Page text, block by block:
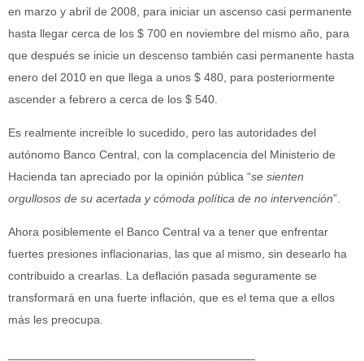
en marzo y abril de 2008, para iniciar un ascenso casi permanente
hasta llegar cerca de los $ 700 en noviembre del mismo año, para
que después se inicie un descenso también casi permanente hasta
enero del 2010 en que llega a unos $ 480, para posteriormente
ascender a febrero a cerca de los $ 540.
Es realmente increíble lo sucedido, pero las autoridades del
autónomo Banco Central, con la complacencia del Ministerio de
Hacienda tan apreciado por la opinión pública “se sienten
orgullosos de su acertada y cómoda política de no intervención”.
Ahora posiblemente el Banco Central va a tener que enfrentar
fuertes presiones inflacionarias, las que al mismo, sin desearlo ha
contribuido a crearlas. La deflación pasada seguramente se
transformará en una fuerte inflación, que es el tema que a ellos
más les preocupa.